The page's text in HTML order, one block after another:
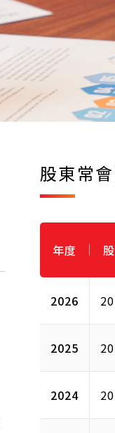
股東常
年度
2026
2025
2024